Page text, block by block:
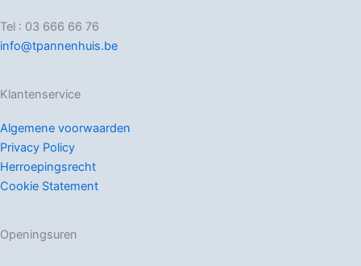
Tel : 03 666 66 76
info@tpannenhuis.be
Klantenservice
Algemene voorwaarden
Privacy Policy
Herroepingsrecht
Cookie Statement
Openingsuren